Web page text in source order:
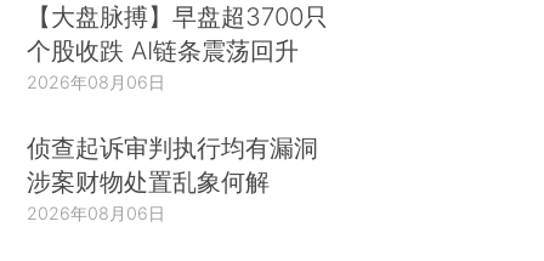
【大盘脉搏】早盘超3700只
个股收跌 AI链条震荡回升
2026年08月06日
侦查起诉审判执行均有漏洞
涉案财物处置乱象何解
2026年08月06日